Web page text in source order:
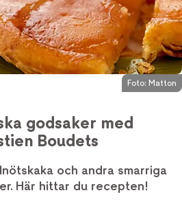
Foto: Matton
godsaker med
Boudets
och andra smarriga
Här hittar du recepten!